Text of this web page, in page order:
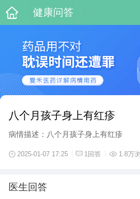
健康问答
八个月孩子身上有红疹
病情描述：八个月孩子身上有红疹
2025-01-07 17:25 1回答 1.8万
医生回答